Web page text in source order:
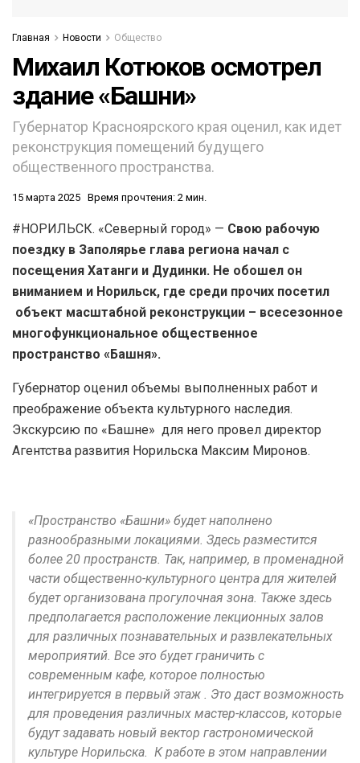
Главная Новости Общество
Михаил Котюков осмотрел
здание «Башни»
Губернатор Красноярского края оценил, как идет
реконструкция помещений будущего
общественного пространства.
15 марта 2025 Время прочтения: 2 мин.
#НОРИЛЬСК. «Северный город» — Свою рабочую
поездку в Заполярье глава региона начал с
посещения Хатанги и Дудинки. Не обошел он
вниманием и Норильск, где среди прочих посетил
объект масштабной реконструкции – всесезонное
многофункциональное общественное
пространство «Башня».
Губернатор оценил объемы выполненных работ и
преображение объекта культурного наследия.
Экскурсию по «Башне» для него провел директор
Агентства развития Норильска Максим Миронов.
«Пространство «Башни» будет наполнено
разнообразными локациями. Здесь разместится
более 20 пространств. Так, например, в променадной
части общественно-культурного центра для жителей
будет организована прогулочная зона. Также здесь
предполагается расположение лекционных залов
для различных познавательных и развлекательных
мероприятий. Все это будет граничить с
современным кафе, которое полностью
интегрируется в первый этаж . Это даст возможность
для проведения различных мастер-классов, которые
будут задавать новый вектор гастрономической
культуре Норильска. К работе в этом направлении